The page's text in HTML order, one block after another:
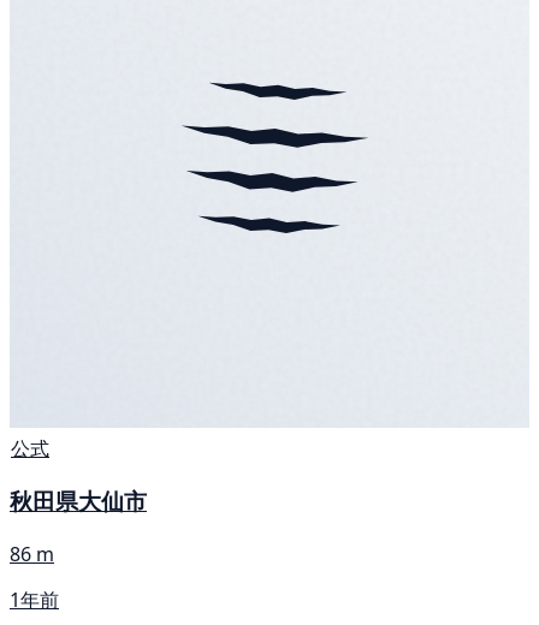
公式
秋田県大仙市
86 m
1年前